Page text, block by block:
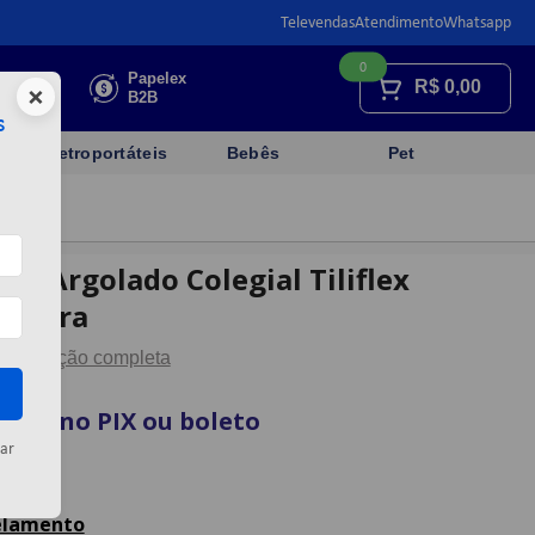
TelevendasAtendimentoWhatsapp
Faça sua
cotação
Papelex
B2B
R$ 0,00
0
Eletroportáteis Bebês Pet
Argolado Colegial Tiliflex
Descrição completa
no PIX ou boleto
×